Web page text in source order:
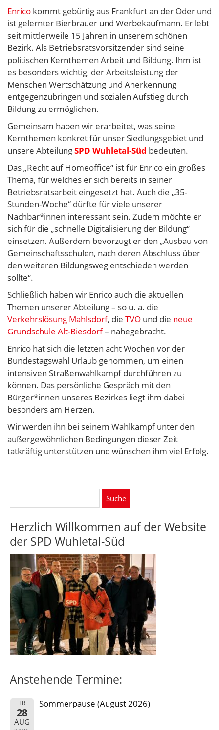
Enrico kommt gebürtig aus Frankfurt an der Oder und
ist gelernter Bierbrauer und Werbekaufmann. Er lebt
seit mittlerweile 15 Jahren in unserem schönen
Bezirk. Als Betriebsratsvorsitzender sind seine
politischen Kernthemen Arbeit und Bildung. Ihm ist
es besonders wichtig, der Arbeitsleistung der
Menschen Wertschätzung und Anerkennung
entgegenzubringen und sozialen Aufstieg durch
Bildung zu ermöglichen.
Gemeinsam haben wir erarbeitet, was seine
Kernthemen konkret für unser Siedlungsgebiet und
unsere AbteilungSPD Wuhletal-Süd bedeuten.
Das „Recht auf Homeoffice“ ist für Enrico ein großes
Thema, für welches er sich bereits in seiner
Betriebsratsarbeit eingesetzt hat. Auch die „35-
Stunden-Woche“ dürfte für viele unserer
Nachbar*innen interessant sein. Zudem möchte er
sich für die „schnelle Digitalisierung der Bildung“
einsetzen. Außerdem bevorzugt er den „Ausbau von
Gemeinschaftsschulen, nach deren Abschluss über
den weiteren Bildungsweg entschieden werden
sollte“.
Schließlich haben wir Enrico auch die aktuellen
Themen unserer Abteilung – so u. a. die
Verkehrslösung Mahlsdorf, die TVO und die neue
Grundschule Alt-Biesdorf– nahegebracht.
Enrico hat sich die letzten acht Wochen vor der
Bundestagswahl Urlaub genommen, um einen
intensiven Straßenwahlkampf durchführen zu
können. Das persönliche Gespräch mit den
Bürger*innen unseres Bezirkes liegt ihm dabei
besonders am Herzen.
Wir werden ihn bei seinem Wahlkampf unter den
außergewöhnlichen Bedingungen dieser Zeit
tatkräftig unterstützen und wünschen ihm viel Erfolg.
Herzlich Willkommen auf der Website
der SPD Wuhletal-Süd
Anstehende Termine:
FR
28
AUG
Sommerpause (August 2026)